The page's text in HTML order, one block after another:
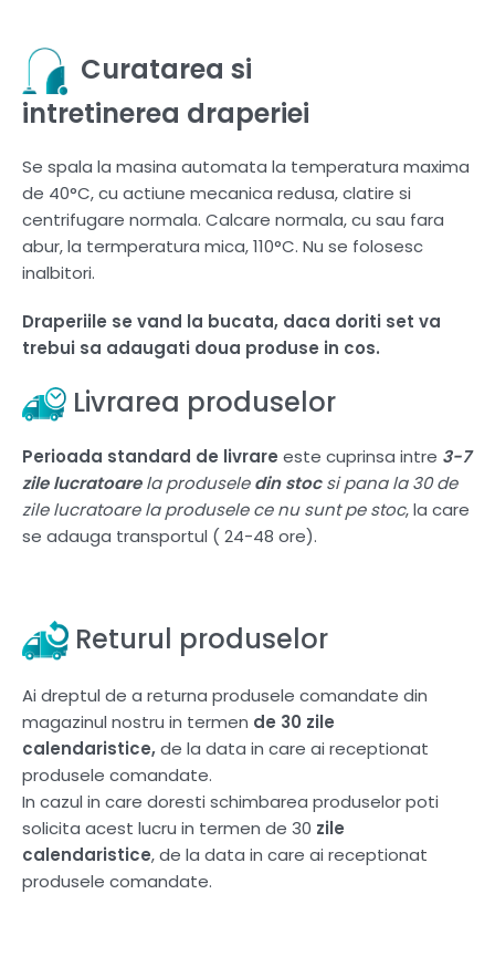
Curatarea si
intretinerea draperiei
Se spala la masina automata la temperatura maxima
de 40°C, cu actiune mecanica redusa, clatire si
centrifugare normala. Calcare normala, cu sau fara
abur, la termperatura mica, 110°C. Nu se folosesc
inalbitori.
Draperiile se vand la bucata, daca doriti set va
trebui sa adaugati doua produse in cos.
Livrarea produselor
Perioada standard de livrare este cuprinsa intre 3-7
zile lucratoarela produseledin stocsi pana la 30 de
zile lucratoare la produsele ce nu sunt pe stoc, la care
se adauga transportul ( 24-48 ore).
Returul produselor
Ai dreptul de a returna produsele comandate din
magazinul nostru in termen de 30 zile
calendaristice,de la data in care ai receptionat
produsele comandate.
In cazul in care doresti schimbarea produselor poti
solicita acest lucru in termen de 30 zile
calendaristice, de la data in care ai receptionat
produsele comandate.